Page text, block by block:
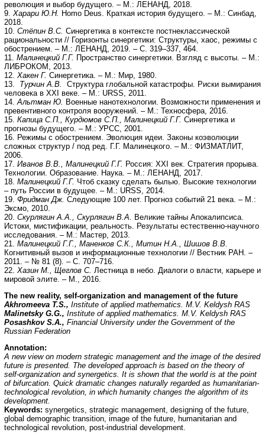
революция и выбор будущего. – М.: ЛЕНАНД, 2018.
9. Харари Ю.Н. Homo Deus. Краткая история будущего. – М.: Синбад,
2018.
10. Стёпин В.С. Синергетика в контексте постнеклассической
рациональности // Горизонты синергетики: Структуры, хаос, режимы с
обострением. – М.: ЛЕНАНД, 2019. – С. 319–337, 464.
11. Малинецкий Г.Г. Пространство синергетики. Взгляд с высоты. – М.:
ЛИБРОКОМ, 2013.
12. Хакен Г. Синергетика. – М.: Мир, 1980.
13. Турчин А.В.
Структура глобальной катастрофы. Риски вымирания
человека в XXI веке. – М.: URSS, 2011.
14. Альтман Ю.
Военные нанотехнологии. Возможности применения и
превентивного контроля вооружений. – М.: Техносфера, 2016.
15. Капица С.П., Курдюмов С.П., Малинецкий Г.Г. Синергетика и
прогнозы будущего. – М.: УРСС, 2001.
16. Режимы с обострением. Эволюция идеи. Законы коэволюции
сложных структур / под ред. Г.Г. Малинецкого. – М.: ФИЗМАТЛИТ,
2006.
17. Иванов В.В., Малинецкий Г.Г. Россия: XXI век. Стратегия прорыва.
Технологии. Образование. Наука. – М.: ЛЕНАНД, 2017.
18. Малинецкий Г.Г. Чтоб сказку сделать былью. Высокие технологии
– путь России в будущее. – М.: URSS, 2014.
19. Фридман Дж. Следующие 100 лет. Прогноз событий 21 века. – М.:
Эксмо, 2010.
20. Скурлягин А.А., Скурлягин В.А.
Великие тайны Апокалипсиса.
Истоки, мистификации, реальность. Результаты естественно-научного
исследования. – М.: Мастер, 2013.
21. Малинецкий Г.Г., Маненков С.К., Митин Н.А., Шишов В.В.
Когнитивный вызов и информационные технологии // Вестник РАН. –
2011. – № 81 (8). – С. 707–716.
22. Хазин М., Щеглов С. Лестница в небо. Диалоги о власти, карьере и
мировой элите. – М., 2016.
The new reality, self-organization and management of the future
Akhromeeva T.S., Institute of applied mathematics. M.V. Keldysh RAS
Malinetsky G.G., Institute of applied mathematics. M.V. Keldysh RAS
Рosashkov S.A., Financial University under the Government of the
Russian Federation
Annotation:
A new view on modern strategic management and the image of the desired
future is presented. The developed approach is based on the theory of
self-organization and synergetics. It is shown that the world is at the point
of bifurcation. Quick dramatic changes naturally regarded as humanitarian-
technological revolution, in which humanity changes the algorithm of its
development.
Keywords: synergetics, strategic management, designing of the future,
global demographic transition, image of the future, humanitarian and
technological revolution, post-industrial development.